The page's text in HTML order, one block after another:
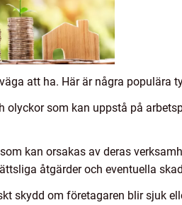
att ha. Här är några populära
som kan uppstå på
kan orsakas av deras
åtgärder och eventuella
skydd om företagaren blir sjuk